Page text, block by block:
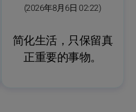
(2026年8月6日 02:22)
简化生活，只保留真
正重要的事物。